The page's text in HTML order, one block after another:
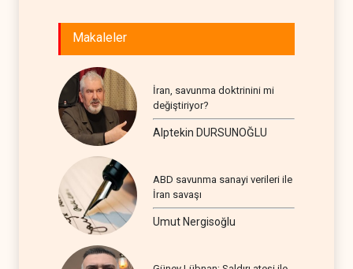
Makaleler
İran, savunma doktrinini mi
değiştiriyor?
Alptekin DURSUNOĞLU
ABD savunma sanayi verileri ile
İran savaşı
Umut Nergisoğlu